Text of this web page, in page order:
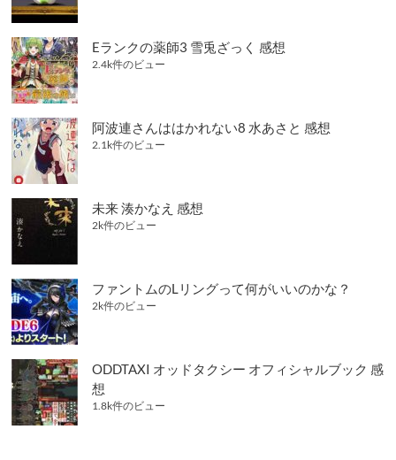
Eランクの薬師3 雪兎ざっく 感想
2.4k件のビュー
阿波連さんははかれない8 水あさと 感想
2.1k件のビュー
未来 湊かなえ 感想
2k件のビュー
ファントムのLリングって何がいいのかな？
2k件のビュー
ODDTAXI オッドタクシー オフィシャルブック 感
想
1.8k件のビュー